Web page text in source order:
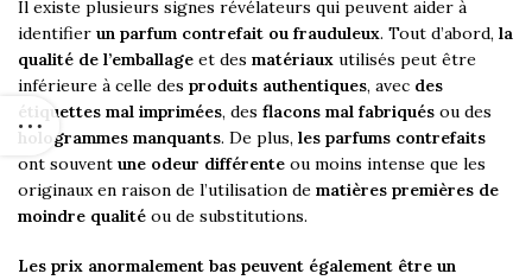
Il existe plusieurs signes révélateurs qui peuvent aider à
identifier un parfum contrefait ou frauduleux. Tout d’abord, la
qualité de l’emballage et des matériaux utilisés peut être
inférieure à celle des produits authentiques, avec des
étiquettes mal imprimées, des flacons mal fabriqués ou des
hologrammes manquants. De plus, les parfums contrefaits
ont souvent une odeur différente ou moins intense que les
originaux en raison de l’utilisation de matières premières de
moindre qualité ou de substitutions.
Les prix anormalement bas peuvent également être un